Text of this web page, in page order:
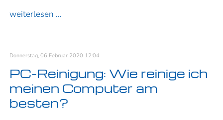
weiterlesen ...
Donnerstag, 06 Februar 2020 12:04
PC-Reinigung: Wie reinige ich
meinen Computer am
besten?